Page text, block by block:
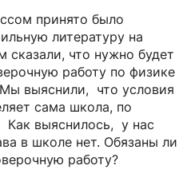
принято было
литературу на
что нужно будет
работу по физике
выяснили, что условия
сама школа, по
Как выяснилось, у нас
в школе нет. Обязаны ли
работу?